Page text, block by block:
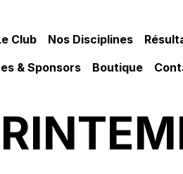
Club Nos Disciplines
& Sponsors
Boutique